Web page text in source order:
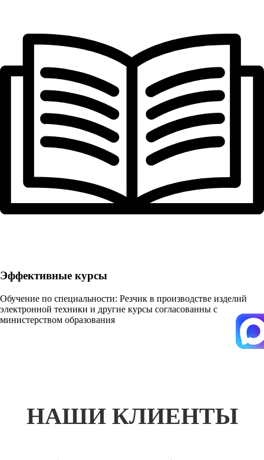
Эффективные курсы
Обучение по специальности: Резчик в производстве изделий
электронной техники и другие курсы согласованны с
министерством образования
НАШИ КЛИЕНТЫ